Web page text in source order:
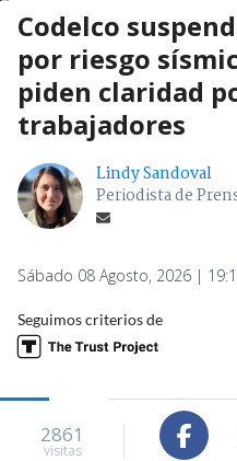
Codelco
por riesgo
piden claridad
trabajadores
Lindy Sandoval
Periodista de
Sábado 08 Agosto, 2026 |
Seguimos criterios de
2861
visitas